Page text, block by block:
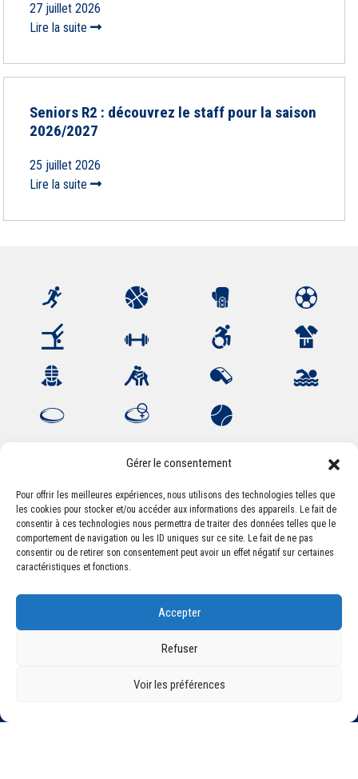
Gérer le consentement
Pour offrir les meilleures expériences, nous utilisons des technologies telles que
les cookies pour stocker et/ou accéder aux informations des appareils. Le fait de
consentir à ces technologies nous permettra de traiter des données telles que le
comportement de navigation ou les ID uniques sur ce site. Le fait de ne pas
consentir ou de retirer son consentement peut avoir un effet négatif sur certaines
caractéristiques et fonctions.
Accepter
Refuser
Voir les préférences
27 juillet 2026
Lire la suite
Seniors R2 : découvrez le staff pour la saison
2026/2027
25 juillet 2026
Lire la suite
Association Sportive Montferrandaise
84, boulevard Léon Jouhaux
CS 80221 - 63021 Clermont-Ferrand Cedex 2
accueil@asm-omnisports.com